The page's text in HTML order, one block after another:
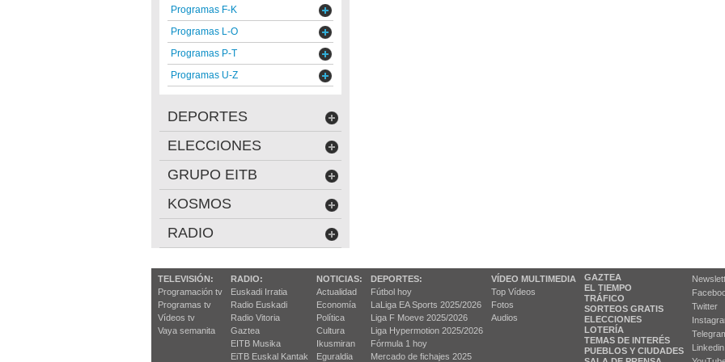
Programas F-K
Programas L-O
Programas P-T
Programas U-Z
DEPORTES
ELECCIONES
GRUPO EITB
KOSMOS
RADIO
TELEVISIÓN:
Programación tv
Programas tv
Vídeos tv
Vaya semanita
RADIO:
Euskadi Irratia
Radio Euskadi
Radio Vitoria
Gaztea
EITB Musika
EiTB Euskal Kantak
NOTICIAS:
Actualidad
Economía
Política
Cultura
Ikusmiran
Eguraldia
DEPORTES:
Fútbol hoy
LaLiga EA Sports 2025/2026
Liga F Moeve 2025/2026
Liga Hypermotion 2025/2026
Fórmula 1 hoy
Mercado de fichajes 2025
VÍDEO MULTIMEDIA
Top Vídeos
Fotos
Audios
GAZTEA
EL TIEMPO
TRÁFICO
SORTEOS GRATIS
ELECCIONES
LOTERÍA
TEMAS DE INTERÉS
PUEBLOS Y CIUDADES
Twitter
Linkedin